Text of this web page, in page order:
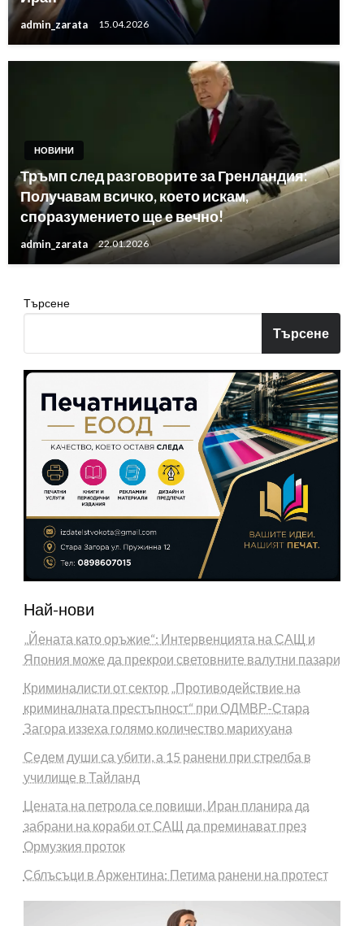
admin_zarata 15.04.2026
НОВИНИ
Тръмп след разговорите за Гренландия:
Получавам всичко, което искам,
споразумението ще е вечно!
admin_zarata 22.01.2026
Търсене
Търсене
Най-нови
„Йената като оръжие“: Интервенцията на САЩ и
Япония може да прекрои световните валутни пазари
Криминалисти от сектор „Противодействие на
криминалната престъпност“ при ОДМВР-Стара
Загора иззеха голямо количество марихуана
Седем души са убити, а 15 ранени при стрелба в
училище в Тайланд
Цената на петрола се повиши, Иран планира да
забрани на кораби от САЩ да преминават през
Ормузкия проток
Сблъсъци в Аржентина: Петима ранени на протест